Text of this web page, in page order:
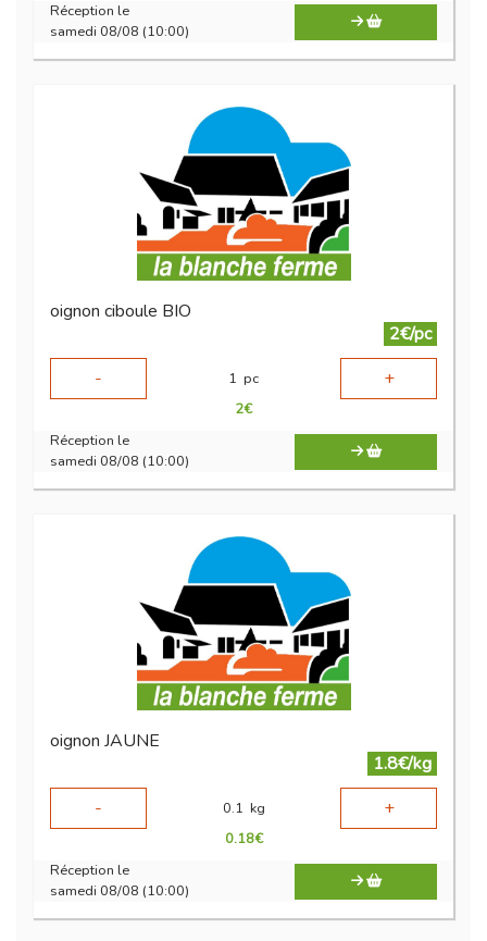
Réception le
samedi 08/08 (10:00)
oignon ciboule BIO
2€/pc
-
1 pc +
2€
Réception le
samedi 08/08 (10:00)
oignon JAUNE
1.8€/kg
-
0.1 kg +
0.18€
Réception le
samedi 08/08 (10:00)